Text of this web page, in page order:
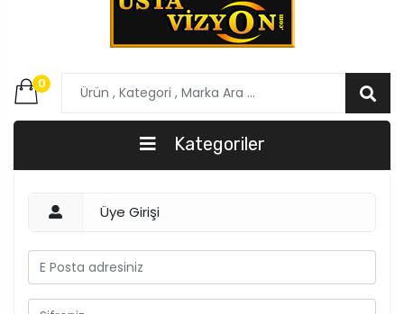
0
Kategoriler
Üye Girişi